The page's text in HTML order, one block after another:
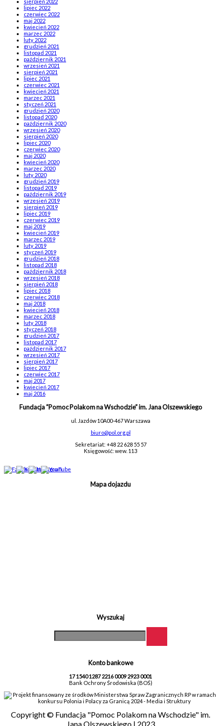
sierpień 2022
lipiec 2022
czerwiec 2022
maj 2022
kwiecień 2022
marzec 2022
luty 2022
grudzień 2021
listopad 2021
październik 2021
wrzesień 2021
sierpień 2021
lipiec 2021
czerwiec 2021
kwiecień 2021
marzec 2021
styczeń 2021
grudzień 2020
listopad 2020
październik 2020
wrzesień 2020
sierpień 2020
lipiec 2020
czerwiec 2020
maj 2020
kwiecień 2020
marzec 2020
luty 2020
grudzień 2019
listopad 2019
październik 2019
wrzesień 2019
sierpień 2019
lipiec 2019
czerwiec 2019
maj 2019
kwiecień 2019
marzec 2019
luty 2019
styczeń 2019
grudzień 2018
listopad 2018
październik 2018
wrzesień 2018
sierpień 2018
lipiec 2018
czerwiec 2018
maj 2018
kwiecień 2018
marzec 2018
luty 2018
styczeń 2018
grudzień 2017
listopad 2017
październik 2017
wrzesień 2017
sierpień 2017
lipiec 2017
czerwiec 2017
maj 2017
kwiecień 2017
maj 2016
Fundacja “Pomoc Polakom na Wschodzie” im. Jana Olszewskiego
ul. Jazdów 10A00-467 Warszawa
biuro@pol.org.pl
Sekretariat: +48 22 628 55 57
Księgowość: wew. 113
Mapa dojazdu
Wyszukaj
Konto bankowe
17 1540 1287 2216 0009 2923 0001
Bank Ochrony Środowiska (BOŚ)
Projekt finansowany ze środków Ministerstwa Spraw Zagranicznych RP w ramach
konkursu Polonia i Polacy za Granicą 2024 - Media i Struktury
Copyright © Fundacja "Pomoc Polakom na Wschodzie" im.
Jana Olszewskiego | 2023